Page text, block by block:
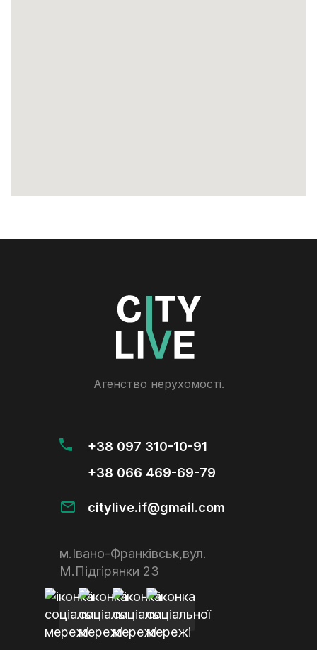
+38 097 310-10-91
+38 066 469-69-79
citylive.if@gmail.com
Агенство нерухомості.
м.Івано-Франківськ,вул.
М.Підгірянки 23